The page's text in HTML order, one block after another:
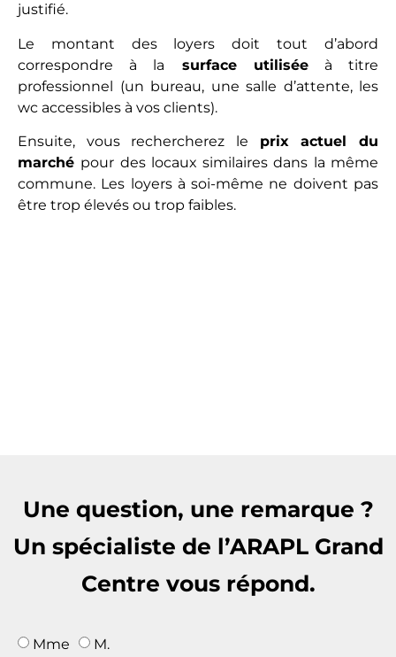
justifié.
Le montant des loyers doit tout d’abord
correspondre à la surface utiliséeà titre
professionnel (un bureau, une salle d’attente, les
wc accessibles à vos clients).
Ensuite, vous rechercherez le prix actuel du
marché pour des locaux similaires dans la même
commune. Les loyers à soi-même ne doivent pas
être trop élevés ou trop faibles.
Une question, une remarque ?
Un spécialiste de l’ARAPL Grand
Centre vous répond.
Mme M.